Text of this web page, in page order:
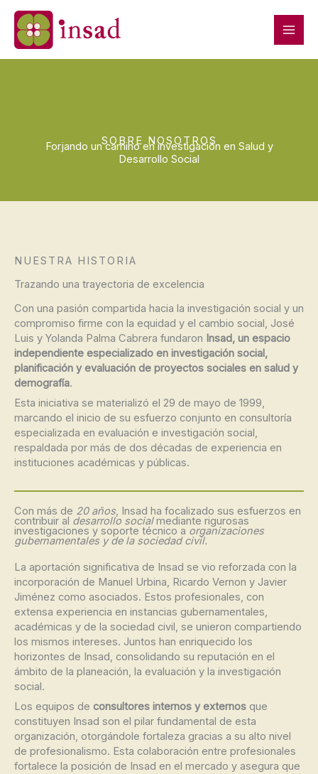
contenido
SOBRE NOSOTROS
Forjando un camino en investigación en Salud y
Desarrollo Social
NUESTRA HISTORIA
Trazando una trayectoria de excelencia
Con una pasión compartida hacia la investigación social y un
compromiso firme con la equidad y el cambio social, José
Luis y Yolanda Palma Cabrera fundaron Insad, un espacio
independiente especializado en investigación social,
planificación y evaluación de proyectos sociales en salud y
demografía.
Esta iniciativa se materializó el 29 de mayo de 1999,
marcando el inicio de su esfuerzo conjunto en consultoría
especializada en evaluación e investigación social,
respaldada por más de dos décadas de experiencia en
instituciones académicas y públicas.
Con más de 20 años, Insad ha focalizado sus esfuerzos en
contribuir al desarrollo socialmediante rigurosas
investigaciones y soporte técnico a organizaciones
gubernamentales y de la sociedad civil.
La aportación significativa de Insad se vio reforzada con la
incorporación de Manuel Urbina, Ricardo Vernon y Javier
Jiménez como asociados. Estos profesionales, con
extensa experiencia en instancias gubernamentales,
académicas y de la sociedad civil, se unieron compartiendo
los mismos intereses. Juntos han enriquecido los
horizontes de Insad, consolidando su reputación en el
ámbito de la planeación, la evaluación y la investigación
social.
Los equipos de consultores internos y externos que
constituyen Insad son el pilar fundamental de esta
organización, otorgándole fortaleza gracias a su alto nivel
de profesionalismo. Esta colaboración entre profesionales
fortalece la posición de Insad en el mercado y asegura que